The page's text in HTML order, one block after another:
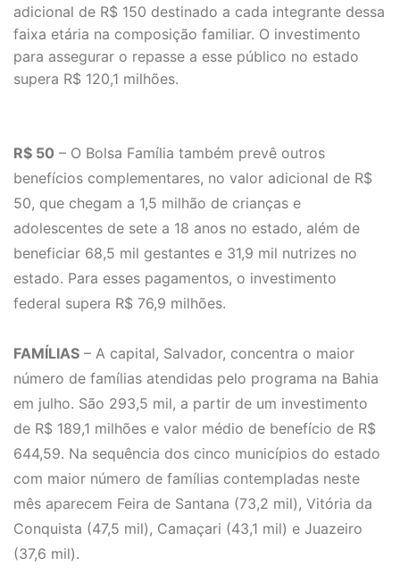
adicional de R$ 150 destinado a cada integrante dessa
faixa etária na composição familiar. O investimento
para assegurar o repasse a esse público no estado
supera R$ 120,1 milhões.
R$ 50 – O Bolsa Família também prevê outros
benefícios complementares, no valor adicional de R$
50, que chegam a 1,5 milhão de crianças e
adolescentes de sete a 18 anos no estado, além de
beneficiar 68,5 mil gestantes e 31,9 mil nutrizes no
estado. Para esses pagamentos, o investimento
federal supera R$ 76,9 milhões.
FAMÍLIAS – A capital, Salvador, concentra o maior
número de famílias atendidas pelo programa na Bahia
em julho. São 293,5 mil, a partir de um investimento
de R$ 189,1 milhões e valor médio de benefício de R$
644,59. Na sequência dos cinco municípios do estado
com maior número de famílias contempladas neste
mês aparecem Feira de Santana (73,2 mil), Vitória da
Conquista (47,5 mil), Camaçari (43,1 mil) e Juazeiro
(37,6 mil).